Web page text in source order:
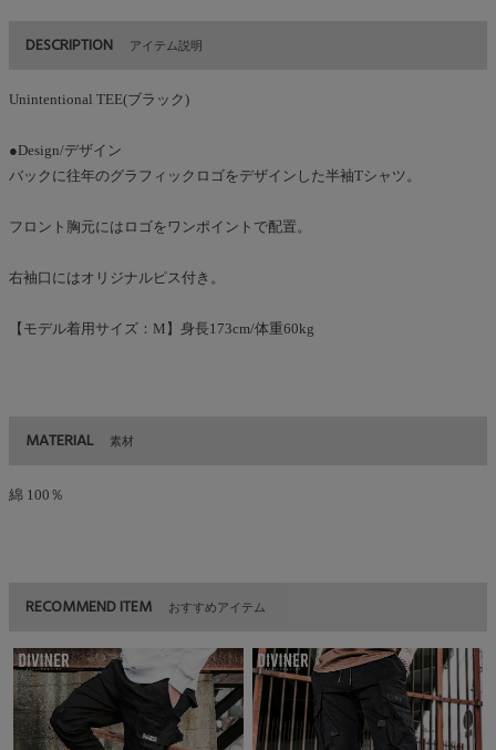
DESCRIPTION アイテム説明
Unintentional TEE(ブラック)
●Design/デザイン
バックに往年のグラフィックロゴをデザインした半袖Tシャツ。
フロント胸元にはロゴをワンポイントで配置。
右袖口にはオリジナルピス付き。
【モデル着用サイズ：M】身長173cm/体重60kg
MATERIAL 素材
綿 100％
RECOMMEND ITEM おすすめアイテム